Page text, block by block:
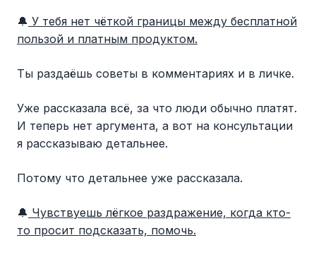
🔔 У тебя нет чёткой границы между бесплатной
пользой и платным продуктом.
Ты раздаёшь советы в комментариях и в личке.
Уже рассказала всё, за что люди обычно платят.
И теперь нет аргумента, а вот на консультации
я рассказываю детальнее.
Потому что детальнее уже рассказала.
🔔 Чувствуешь лёгкое раздражение, когда кто-
то просит подсказать, помочь.